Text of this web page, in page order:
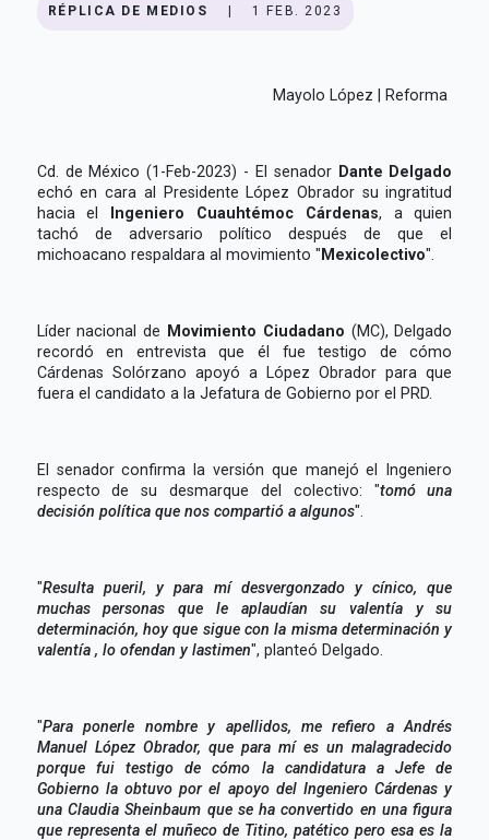
RÉPLICA DE MEDIOS 1 FEB. 2023
Mayolo López | Reforma
Cd. de México (1-Feb-2023) - El senador Dante Delgado
echó en cara al Presidente López Obrador su ingratitud
hacia el Ingeniero Cuauhtémoc Cárdenas, a quien
tachó de adversario político después de que el
michoacano respaldara al movimiento "Mexicolectivo".
Líder nacional de Movimiento Ciudadano (MC), Delgado
recordó en entrevista que él fue testigo de cómo
Cárdenas Solórzano apoyó a López Obrador para que
fuera el candidato a la Jefatura de Gobierno por el PRD.
El senador confirma la versión que manejó el Ingeniero
respecto de su desmarque del colectivo: "tomó una
decisión política que nos compartió a algunos".
"Resulta pueril, y para mí desvergonzado y cínico, que
muchas personas que le aplaudían su valentía y su
determinación, hoy que sigue con la misma determinación y
valentía , lo ofendan y lastimen", planteó Delgado.
"Para ponerle nombre y apellidos, me refiero a Andrés
Manuel López Obrador, que para mí es un malagradecido
porque fui testigo de cómo la candidatura a Jefe de
Gobierno la obtuvo por el apoyo del Ingeniero Cárdenas y
una Claudia Sheinbaum que se ha convertido en una figura
que representa el muñeco de Titino, patético pero esa es la